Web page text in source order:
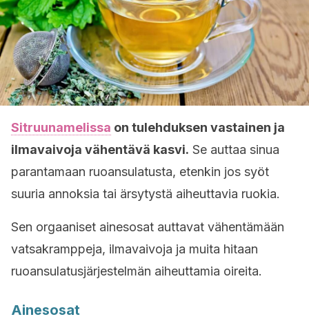
Sitruunamelissa on tulehduksen vastainen ja
ilmavaivoja vähentävä kasvi. Se auttaa sinua
parantamaan ruoansulatusta, etenkin jos syöt
suuria annoksia tai ärsytystä aiheuttavia ruokia.
Sen orgaaniset ainesosat auttavat vähentämään
vatsakramppeja, ilmavaivoja ja muita hitaan
ruoansulatusjärjestelmän aiheuttamia oireita.
Ainesosat